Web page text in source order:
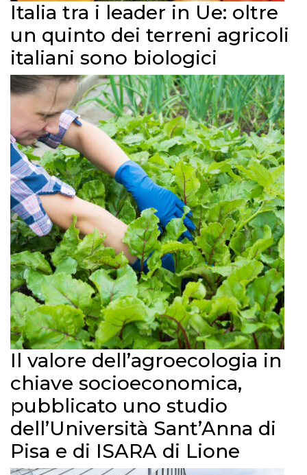
Italia tra i leader in Ue: oltre
un quinto dei terreni agricoli
italiani sono biologici
Il valore dell’agroecologia in
chiave socioeconomica,
pubblicato uno studio
dell’Università Sant’Anna di
Pisa e di ISARA di Lione